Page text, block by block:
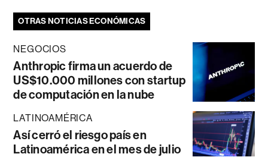
OTRAS NOTICIAS ECONÓMICAS
NEGOCIOS
Anthropic firma un acuerdo de
US$10.000 millones con startup
de computación en la nube
LATINOAMÉRICA
Así cerró el riesgo país en
Latinoamérica en el mes de julio